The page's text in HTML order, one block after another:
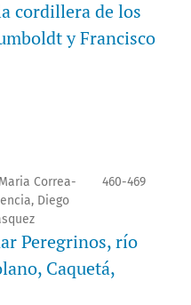
cordillera de los
y Francisco
Correa-
Diego
460-469
Peregrinos, río
Caquetá,